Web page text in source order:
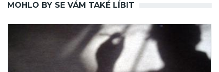
MOHLO BY SE VÁM TAKÉ LÍBIT